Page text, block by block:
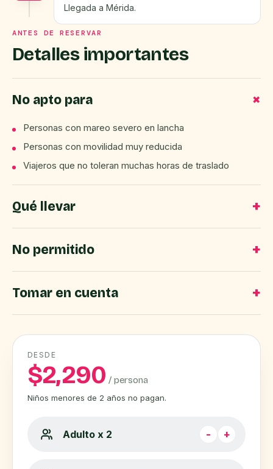
Llegada a Mérida.
ANTES DE RESERVAR
Detalles importantes
No apto para
Personas con mareo severo en lancha
Personas con movilidad muy reducida
Viajeros que no toleran muchas horas de traslado
Qué llevar
No permitido
Tomar en cuenta
DESDE
$2,290 / persona
Niños menores de 2 años no pagan.
Adulto x 2 - +